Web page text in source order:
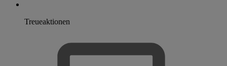
Treueaktionen